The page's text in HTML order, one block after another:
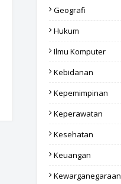
Geografi
Hukum
Ilmu Komputer
Kebidanan
Kepemimpinan
Keperawatan
Kesehatan
Keuangan
Kewarganegaraan